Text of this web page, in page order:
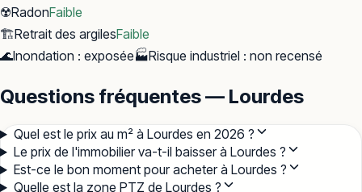
☢️RadonFaible
🏗️Retrait des argilesFaible
🌊Inondation : exposée🏭Risque industriel : non recensé
Questions fréquentes — Lourdes
Quel est le prix au m² à Lourdes en 2026 ?
Le prix de l'immobilier va-t-il baisser à Lourdes ?
Est-ce le bon moment pour acheter à Lourdes ?
Quelle est la zone PTZ de Lourdes ?